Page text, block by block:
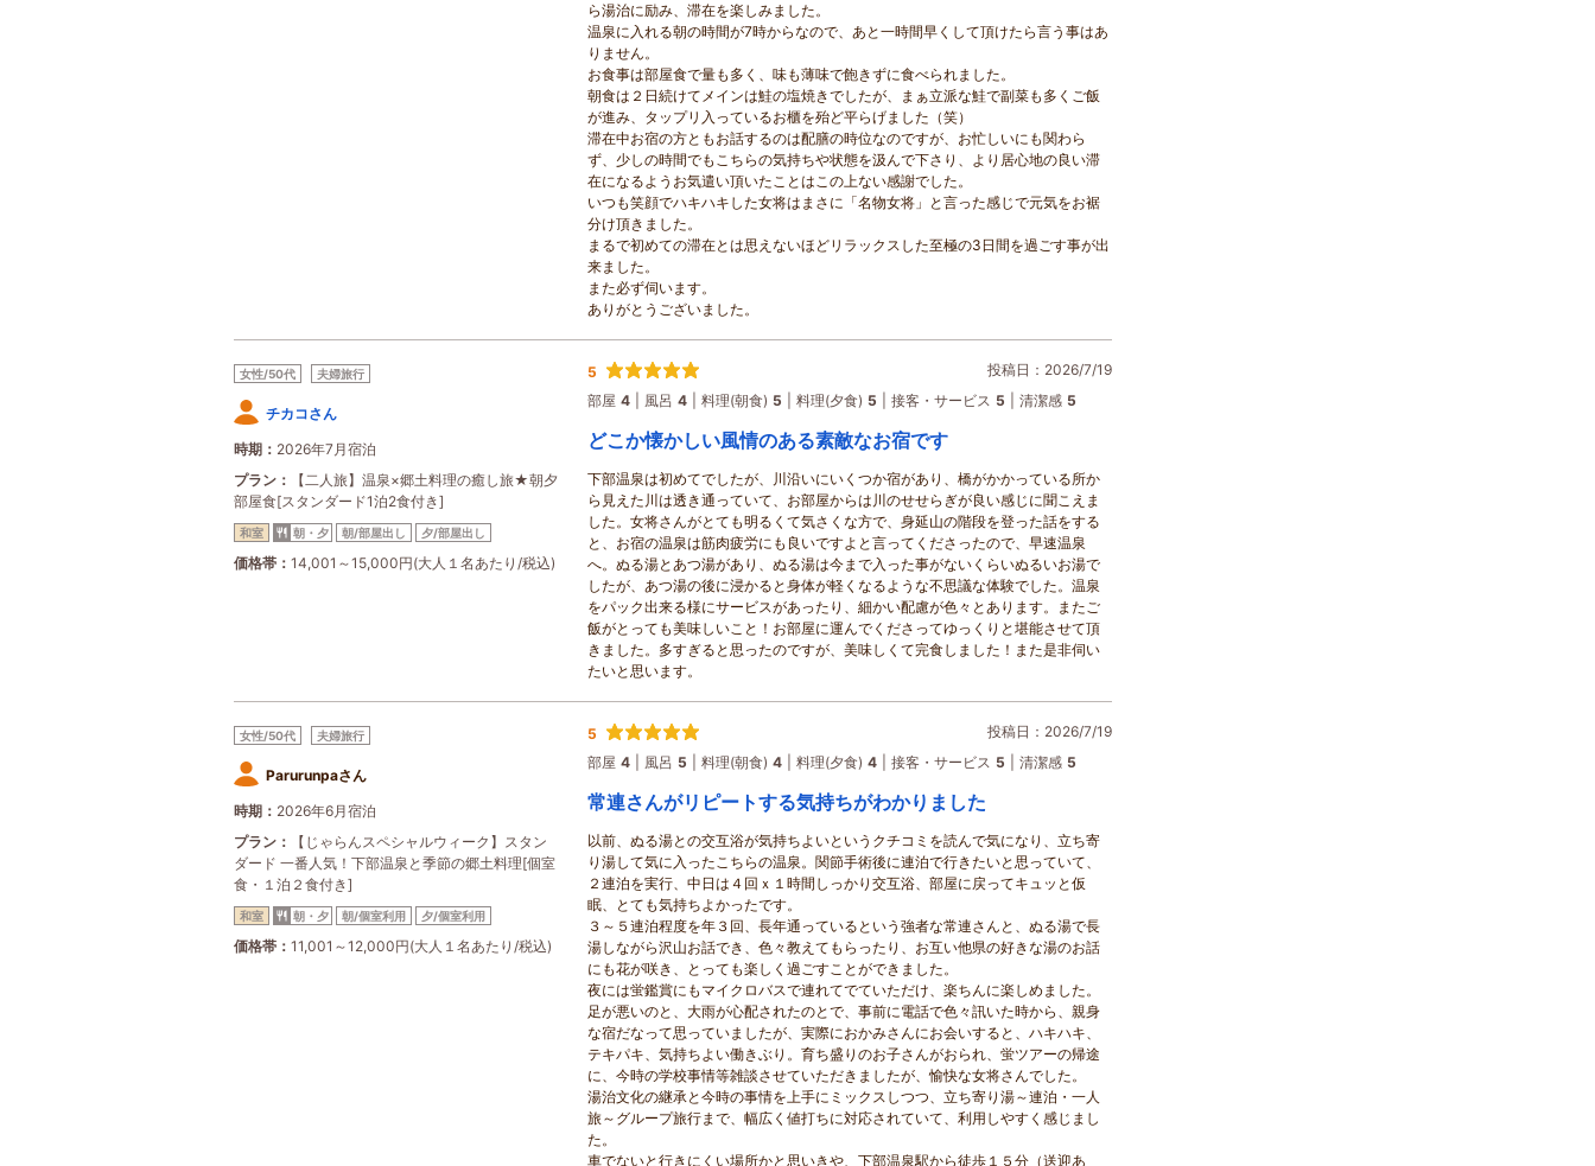
ら湯治に励み、滞在を楽しみました。
温泉に入れる朝の時間が7時からなので、あと一時間早くして頂けたら言う事はあ
りません。
お食事は部屋食で量も多く、味も薄味で飽きずに食べられました。
朝食は２日続けてメインは鮭の塩焼きでしたが、まぁ立派な鮭で副菜も多くご飯
が進み、タップリ入っているお櫃を殆ど平らげました（笑）
滞在中お宿の方ともお話するのは配膳の時位なのですが、お忙しいにも関わら
ず、少しの時間でもこちらの気持ちや状態を汲んで下さり、より居心地の良い滞
在になるようお気遣い頂いたことはこの上ない感謝でした。
いつも笑顔でハキハキした女将はまさに「名物女将」と言った感じで元気をお裾
分け頂きました。
まるで初めての滞在とは思えないほどリラックスした至極の3日間を過ごす事が出
来ました。
また必ず伺います。
ありがとうございました。
女性/50代 夫婦旅行
チカコさん
時期
2026年7月宿泊
プラン
【二人旅】温泉×郷土料理の癒し旅★朝夕
部屋食[スタンダード1泊2食付き]
和室 朝・夕 朝/部屋出し 夕/部屋出し
価格帯 14,001～15,000円(大人１名あたり/税込)
5
投稿日：2026/7/19
部屋 4 風呂 4 料理(朝食) 5 料理(夕食) 5 接客・サービス 5 清潔感 5
どこか懐かしい風情のある素敵なお宿です
下部温泉は初めてでしたが、川沿いにいくつか宿があり、橋がかかっている所か
ら見えた川は透き通っていて、お部屋からは川のせせらぎが良い感じに聞こえま
した。女将さんがとても明るくて気さくな方で、身延山の階段を登った話をする
と、お宿の温泉は筋肉疲労にも良いですよと言ってくださったので、早速温泉
へ。ぬる湯とあつ湯があり、ぬる湯は今まで入った事がないくらいぬるいお湯で
したが、あつ湯の後に浸かると身体が軽くなるような不思議な体験でした。温泉
をパック出来る様にサービスがあったり、細かい配慮が色々とあります。またご
飯がとっても美味しいこと！お部屋に運んでくださってゆっくりと堪能させて頂
きました。多すぎると思ったのですが、美味しくて完食しました！また是非伺い
たいと思います。
女性/50代 夫婦旅行
Parurunpaさん
時期
2026年6月宿泊
プラン
【じゃらんスペシャルウィーク】スタン
ダード 一番人気！下部温泉と季節の郷土料理[個室
食・１泊２食付き]
和室 朝・夕 朝/個室利用 夕/個室利用
価格帯 11,001～12,000円(大人１名あたり/税込)
5
投稿日：2026/7/19
部屋 4 風呂 5 料理(朝食) 4 料理(夕食) 4 接客・サービス 5 清潔感 5
常連さんがリピートする気持ちがわかりました
以前、ぬる湯との交互浴が気持ちよいというクチコミを読んで気になり、立ち寄
り湯して気に入ったこちらの温泉。関節手術後に連泊で行きたいと思っていて、
２連泊を実行、中日は４回ｘ１時間しっかり交互浴、部屋に戻ってキュッと仮
眠、とても気持ちよかったです。
３～５連泊程度を年３回、長年通っているという強者な常連さんと、ぬる湯で長
湯しながら沢山お話でき、色々教えてもらったり、お互い他県の好きな湯のお話
にも花が咲き、とっても楽しく過ごすことができました。
夜には蛍鑑賞にもマイクロバスで連れてでていただけ、楽ちんに楽しめました。
足が悪いのと、大雨が心配されたのとで、事前に電話で色々訊いた時から、親身
な宿だなって思っていましたが、実際におかみさんにお会いすると、ハキハキ、
テキパキ、気持ちよい働きぶり。育ち盛りのお子さんがおられ、蛍ツアーの帰途
に、今時の学校事情等雑談させていただきましたが、愉快な女将さんでした。
湯治文化の継承と今時の事情を上手にミックスしつつ、立ち寄り湯～連泊・一人
旅～グループ旅行まで、幅広く値打ちに対応されていて、利用しやすく感じまし
た。
車でないと行きにくい場所かと思いきや、下部温泉駅から徒歩１５分（送迎あ